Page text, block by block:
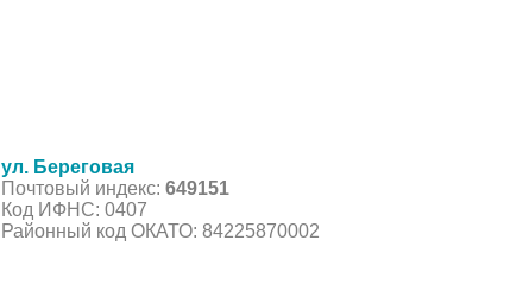
ул. Береговая
Почтовый индекс: 649151
Код ИФНС: 0407
Районный код ОКАТО: 84225870002